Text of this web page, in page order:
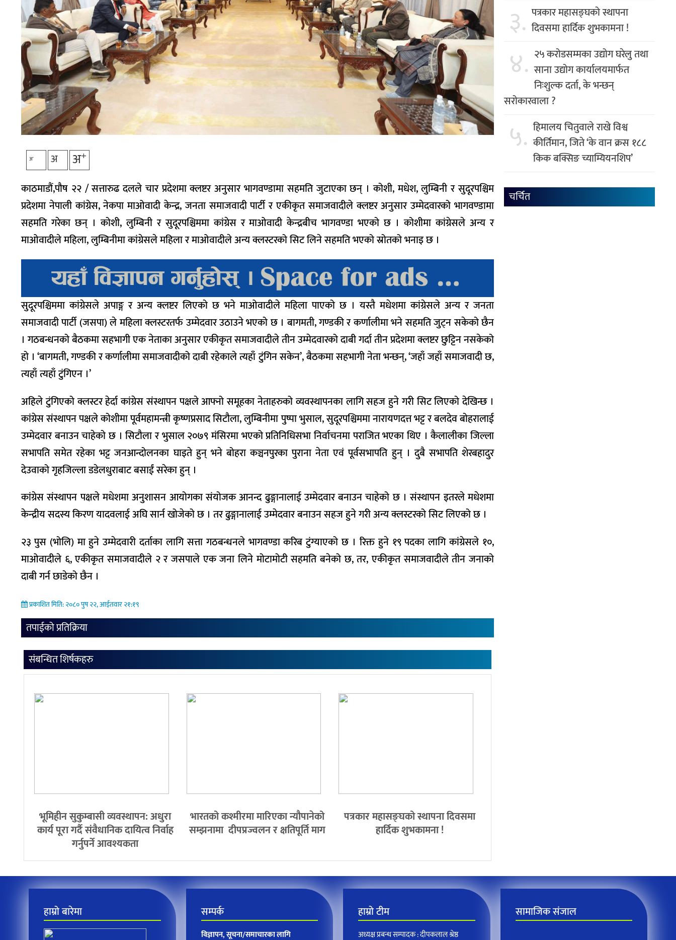
अ- अ अ+
काठमाडौं,पौष २२ / सत्तारुढ दलले चार प्रदेशमा क्लष्टर अनुसार भागवण्डामा सहमति जुटाएका छन् । कोशी, मधेश, लुम्बिनी र सुदूरपश्चिम
प्रदेशमा नेपाली कांग्रेस, नेकपा माओवादी केन्द्र, जनता समाजवादी पार्टी र एकीकृत समाजवादीले क्लष्टर अनुसार उम्मेदवारको भागवण्डामा
सहमति गरेका छन् । कोशी, लुम्बिनी र सुदूरपश्चिममा कांग्रेस र माओवादी केन्द्रबीच भागवण्डा भएको छ । कोशीमा कांग्रेसले अन्य र
माओवादीले महिला, लुम्बिनीमा कांग्रेसले महिला र माओवादीले अन्य क्लस्टरको सिट लिने सहमति भएको स्रोतको भनाइ छ ।
सुदूरपश्चिममा कांग्रेसले अपाङ्ग र अन्य क्लष्टर लिएको छ भने माओवादीले महिला पाएको छ । यस्तै मधेशमा कांग्रेसले अन्य र जनता
समाजवादी पार्टी (जसपा) ले महिला क्लस्टरतर्फ उम्मेदवार उठाउने भएको छ । बागमती, गण्डकी र कर्णालीमा भने सहमति जुट्न सकेको छैन
। गठबन्धनको बैठकमा सहभागी एक नेताका अनुसार एकीकृत समाजवादीले तीन उम्मेदवारको दाबी गर्दा तीन प्रदेशमा क्लष्टर छुट्टिन नसकेको
हो । ‘बागमती, गण्डकी र कर्णालीमा समाजवादीको दाबी रहेकाले त्यहाँ टुंगिन सकेन’, बैठकमा सहभागी नेता भन्छन्, ‘जहाँ जहाँ समाजवादी छ,
त्यहाँ त्यहाँ टुंगिएन ।’
अहिले टुंगिएको क्लस्टर हेर्दा कांग्रेस संस्थापन पक्षले आफ्नो समूहका नेताहरुको व्यवस्थापनका लागि सहज हुने गरी सिट लिएको देखिन्छ ।
कांग्रेस संस्थापन पक्षले कोशीमा पूर्वमहामन्त्री कृष्णप्रसाद सिटौला, लुम्बिनीमा पुष्पा भुसाल, सुदूरपश्चिममा नारायणदत्त भट्ट र बलदेव बोहरालाई
उम्मेदवार बनाउन चाहेको छ । सिटौला र भुसाल २०७९ मंसिरमा भएको प्रतिनिधिसभा निर्वाचनमा पराजित भएका थिए । कैलालीका जिल्ला
सभापति समेत रहेका भट्ट जनआन्दोलनका घाइते हुन् भने बोहरा कञ्चनपुरका पुराना नेता एवं पूर्वसभापति हुन् । दुबै सभापति शेरबहादुर
देउवाको गृहजिल्ला डडेलधुराबाट बसाईं सरेका हुन् ।
कांग्रेस संस्थापन पक्षले मधेशमा अनुशासन आयोगका संयोजक आनन्द ढुङ्गानालाई उम्मेदवार बनाउन चाहेको छ । संस्थापन इतरले मधेशमा
केन्द्रीय सदस्य किरण यादवलाई अघि सार्न खोजेको छ । तर ढुङ्गानालाई उम्मेदवार बनाउन सहज हुने गरी अन्य क्लस्टरको सिट लिएको छ ।
२३ पुस (भोलि) मा हुने उम्मेदवारी दर्ताका लागि सत्ता गठबन्धनले भागवण्डा करिब टुंग्याएको छ । रिक्त हुने १९ पदका लागि कांग्रेसले १०,
माओवादीले ६, एकीकृत समाजवादीले २ र जसपाले एक जना लिने मोटामोटी सहमति बनेको छ, तर, एकीकृत समाजवादीले तीन जनाको
दाबी गर्न छाडेको छैन ।
प्रकाशित मिति: २०८० पुष २२, आईतवार २१:१९
तपाईको प्रतिक्रिया
संबन्धित शिर्षकहरु
भूमिहीन सुकुम्बासी व्यवस्थापन: अधुरा
कार्य पूरा गर्दै संवैधानिक दायित्व निर्वाह
गर्नुपर्ने आवश्यकता
भारतको कश्मीरमा मारिएका न्यौपानेको
सम्झनामा दीपप्रज्वलन र क्षतिपूर्ति माग
पत्रकार महासङ्घको स्थापना दिवसमा
हार्दिक शुभकामना !
३. पत्रकार महासङ्घको स्थापना
दिवसमा हार्दिक शुभकामना !
४. २५ करोडसम्मका उद्योग घरेलु तथा
साना उद्योग कार्यालयमार्फत
निःशुल्क दर्ता, के भन्छन्
सरोकारवाला ?
५. हिमालय चितुवाले राखे विश्व
कीर्तिमान, जिते ‘के वान क्रस १८८
किक बक्सिङ च्याम्यियनशिप’
चर्चित
हाम्रो बारेमा सम्पर्क
विज्ञापन, सूचना/समाचारका लागि
हाम्रो टीम
अध्यक्ष प्रबन्ध सम्पादक : दीपकलाल श्रेष्ठ
सामाजिक संजाल